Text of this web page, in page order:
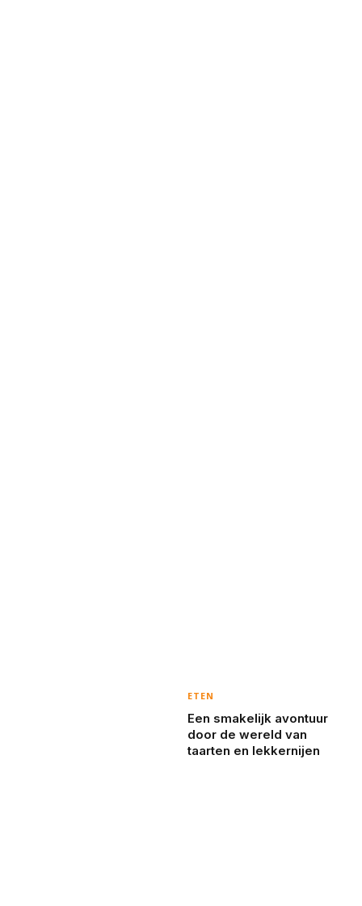
ETEN
Een smakelijk avontuur
door de wereld van
taarten en lekkernijen